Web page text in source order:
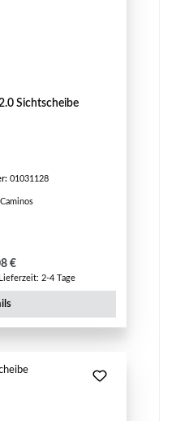
Sichtscheibe
01031128
Caminos
Preis:
€
2-4 Tage